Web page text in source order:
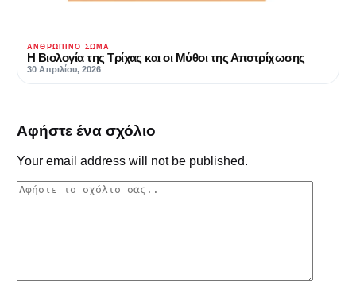
ΑΝΘΡΏΠΙΝΟ ΣΏΜΑ
Η Βιολογία της Τρίχας και οι Μύθοι της Αποτρίχωσης
30 Απριλίου, 2026
Αφήστε ένα σχόλιο
Your email address will not be published.